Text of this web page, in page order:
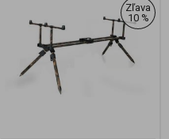
Zľava
10 %